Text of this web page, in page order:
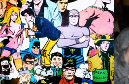
primera
vez
que
se
habló
de
manga